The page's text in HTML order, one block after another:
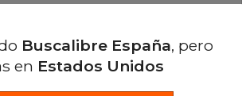
del libro
Buscalibre España, pero
en Estados Unidos